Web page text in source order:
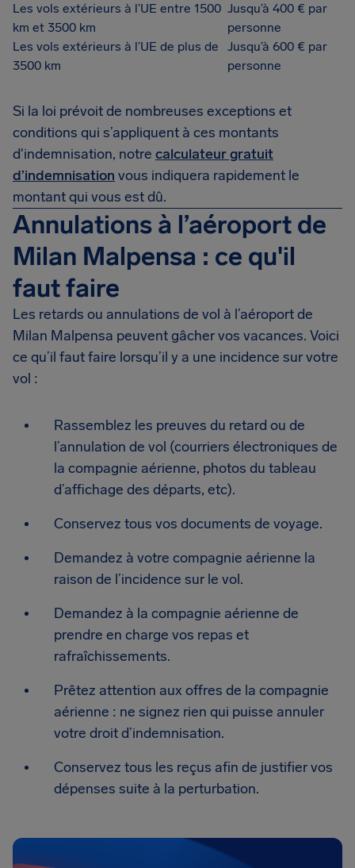
Les vols extérieurs à l’UE entre 1500
km et 3500 km
Jusqu’à 400 € par
personne
Les vols extérieurs à l’UE de plus de
3500 km
Jusqu’à 600 € par
personne
Si la loi prévoit de nombreuses exceptions et
conditions qui s’appliquent à ces montants
d'indemnisation, notre calculateur gratuit
d’indemnisation vous indiquera rapidement le
montant qui vous est dû.
Annulations à l’aéroport de
Milan Malpensa : ce qu'il
faut faire
Les retards ou annulations de vol à l’aéroport de
Milan Malpensa peuvent gâcher vos vacances. Voici
ce qu’il faut faire lorsqu’il y a une incidence sur votre
vol :
Rassemblez les preuves du retard ou de
l’annulation de vol (courriers électroniques de
la compagnie aérienne, photos du tableau
d’affichage des départs, etc).
Conservez tous vos documents de voyage.
Demandez à votre compagnie aérienne la
raison de l’incidence sur le vol.
Demandez à la compagnie aérienne de
prendre en charge vos repas et
rafraîchissements.
Prêtez attention aux offres de la compagnie
aérienne : ne signez rien qui puisse annuler
votre droit d’indemnisation.
Conservez tous les reçus afin de justifier vos
dépenses suite à la perturbation.